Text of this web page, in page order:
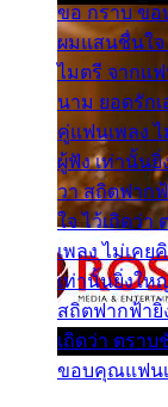
ขอ กราบ ขอ
ผมแสนชื่นใจ
ไมตรี จากแ
นาม ยอดรักเ
คู่แฟนเพลง
ผู้ฟัง เท่านั้น
วา สถิตฟาก
ใจ ไว้เถิดว่
เพลง ไม่เคย
เท่านั้นยิ่งให
สถิตฟากฟ้ายิ่
เถิดว่า ตรา
ขอบคุณแฟนเ